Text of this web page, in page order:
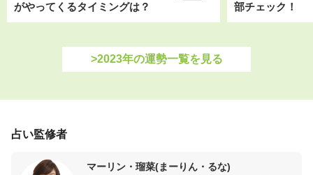
がやってくるタイミングは？
部チェック！
>2023年の運勢一覧を見る
占い監修者
マーリン・瑠菜(まーりん・るな)